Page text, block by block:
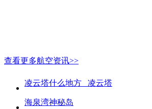
查看更多航空资讯>>
凌云塔什么地方_ 凌云塔
海泉湾神秘岛